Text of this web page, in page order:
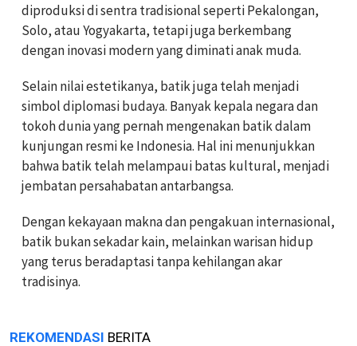
diproduksi di sentra tradisional seperti Pekalongan,
Solo, atau Yogyakarta, tetapi juga berkembang
dengan inovasi modern yang diminati anak muda.
Selain nilai estetikanya, batik juga telah menjadi
simbol diplomasi budaya. Banyak kepala negara dan
tokoh dunia yang pernah mengenakan batik dalam
kunjungan resmi ke Indonesia. Hal ini menunjukkan
bahwa batik telah melampaui batas kultural, menjadi
jembatan persahabatan antarbangsa.
Dengan kekayaan makna dan pengakuan internasional,
batik bukan sekadar kain, melainkan warisan hidup
yang terus beradaptasi tanpa kehilangan akar
tradisinya.
REKOMENDASI BERITA